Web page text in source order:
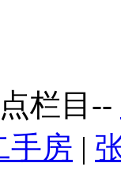
栏目--
手房 |